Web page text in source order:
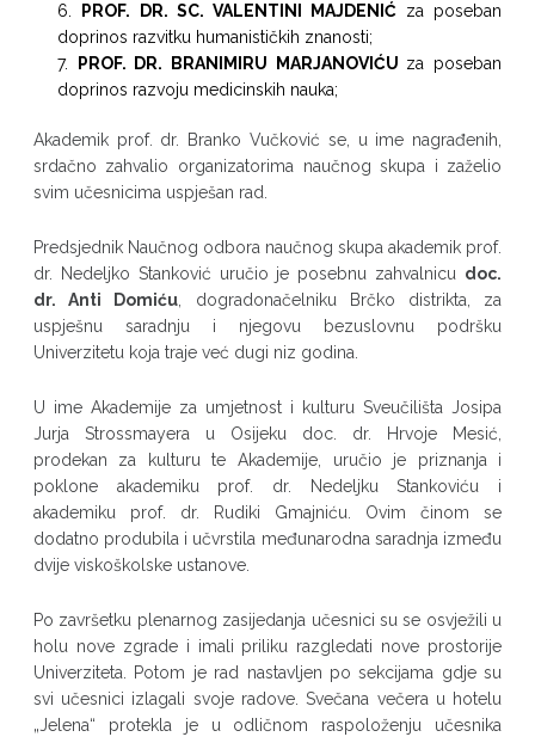
PROF. DR. SC. VALENTINI MAJDENIĆ za poseban
doprinos razvitku humanističkih znanosti;
PROF. DR. BRANIMIRU MARJANOVIĆU za poseban
doprinos razvoju medicinskih nauka;
Akademik prof. dr. Branko Vučković se, u ime nagrađenih,
srdačno zahvalio organizatorima naučnog skupa i zaželio
svim učesnicima uspješan rad.
Predsjednik Naučnog odbora naučnog skupa akademik prof.
dr. Nedeljko Stanković uručio je posebnu zahvalnicu doc.
dr. Anti Domiću , dogradonačelniku Brčko distrikta, za
uspješnu saradnju i njegovu bezuslovnu podršku
Univerzitetu koja traje već dugi niz godina.
U ime Akademije za umjetnost i kulturu Sveučilišta Josipa
Jurja Strossmayera u Osijeku doc. dr. Hrvoje Mesić,
prodekan za kulturu te Akademije, uručio je priznanja i
poklone akademiku prof. dr. Nedeljku Stankoviću i
akademiku prof. dr. Rudiki Gmajniću. Ovim činom se
dodatno produbila i učvrstila međunarodna saradnja između
dvije viskoškolske ustanove.
Po završetku plenarnog zasijedanja učesnici su se osvježili u
holu nove zgrade i imali priliku razgledati nove prostorije
Univerziteta. Potom je rad nastavljen po sekcijama gdje su
svi učesnici izlagali svoje radove. Svečana večera u hotelu
„Jelena“ protekla je u odličnom raspoloženju učesnika